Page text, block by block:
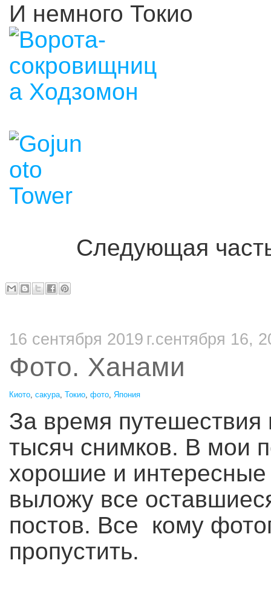
И немного Токио
Следующая
16 сентября 2019 г.сентября 16,
Фото. Ханами
Киото сакура Токио фото Япония
За время путешествия
тысяч снимков. В мои
хорошие и
выложу все
постов. Все кому
пропустить.